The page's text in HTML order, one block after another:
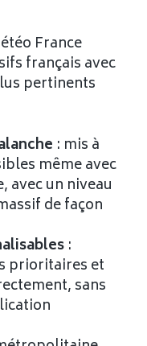
France
français avec
pertinents
: mis à
même avec
avec un niveau
de façon
:
prioritaires et
sans